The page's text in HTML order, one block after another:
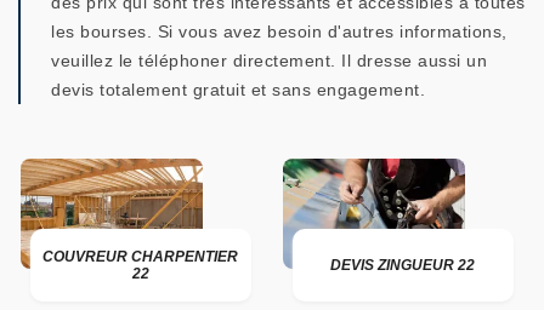
les bourses. Si vous avez besoin d'autres informations,
veuillez le téléphoner directement. Il dresse aussi un
devis totalement gratuit et sans engagement.
COUVREUR CHARPENTIER
22
DEVIS ZINGUEUR 22